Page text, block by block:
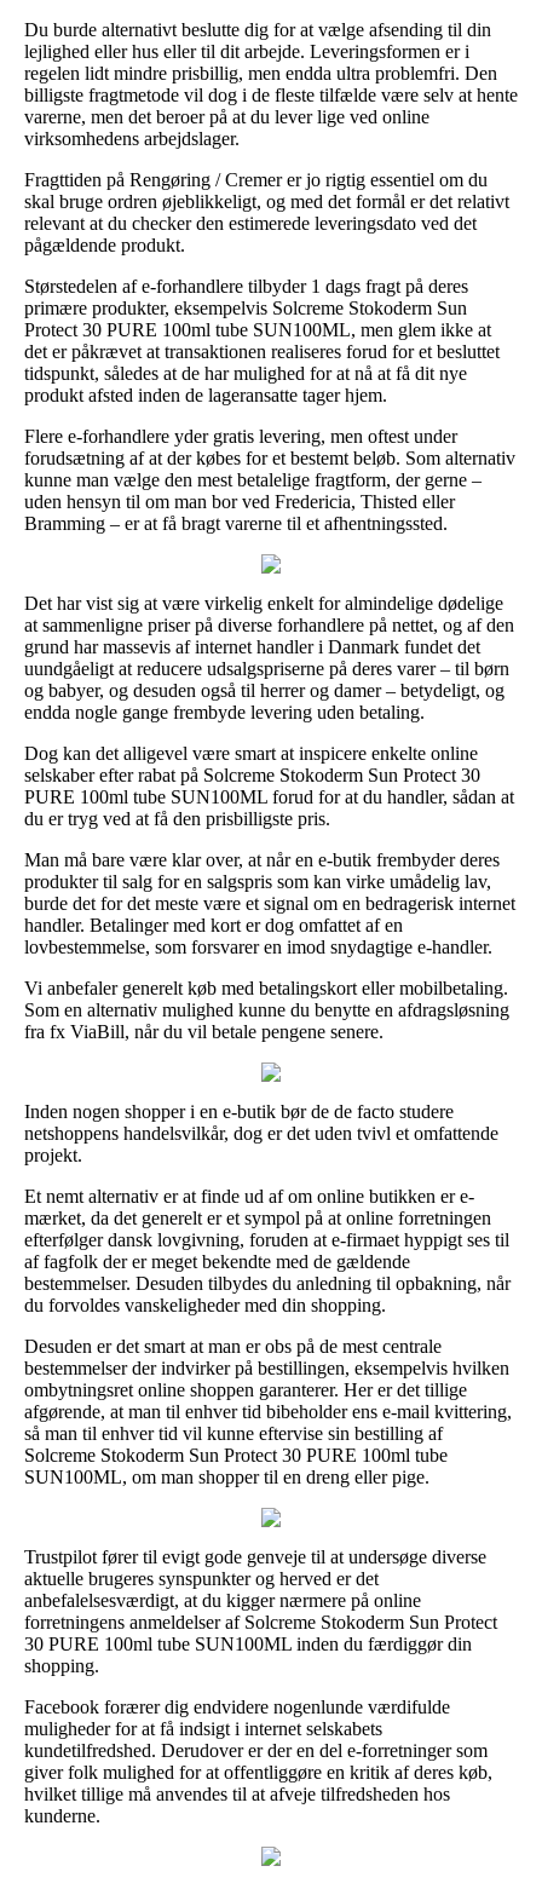
Du burde alternativt beslutte dig for at vælge afsending til din
lejlighed eller hus eller til dit arbejde. Leveringsformen er i
regelen lidt mindre prisbillig, men endda ultra problemfri. Den
billigste fragtmetode vil dog i de fleste tilfælde være selv at hente
varerne, men det beroer på at du lever lige ved online
virksomhedens arbejdslager.
Fragttiden på Rengøring / Cremer er jo rigtig essentiel om du
skal bruge ordren øjeblikkeligt, og med det formål er det relativt
relevant at du checker den estimerede leveringsdato ved det
pågældende produkt.
Størstedelen af e-forhandlere tilbyder 1 dags fragt på deres
primære produkter, eksempelvis Solcreme Stokoderm Sun
Protect 30 PURE 100ml tube SUN100ML, men glem ikke at
det er påkrævet at transaktionen realiseres forud for et besluttet
tidspunkt, således at de har mulighed for at nå at få dit nye
produkt afsted inden de lageransatte tager hjem.
Flere e-forhandlere yder gratis levering, men oftest under
forudsætning af at der købes for et bestemt beløb. Som alternativ
kunne man vælge den mest betalelige fragtform, der gerne –
uden hensyn til om man bor ved Fredericia, Thisted eller
Bramming – er at få bragt varerne til et afhentningssted.
Det har vist sig at være virkelig enkelt for almindelige dødelige
at sammenligne priser på diverse forhandlere på nettet, og af den
grund har massevis af internet handler i Danmark fundet det
uundgåeligt at reducere udsalgspriserne på deres varer – til børn
og babyer, og desuden også til herrer og damer – betydeligt, og
endda nogle gange frembyde levering uden betaling.
Dog kan det alligevel være smart at inspicere enkelte online
selskaber efter rabat på Solcreme Stokoderm Sun Protect 30
PURE 100ml tube SUN100ML forud for at du handler, sådan at
du er tryg ved at få den prisbilligste pris.
Man må bare være klar over, at når en e-butik frembyder deres
produkter til salg for en salgspris som kan virke umådelig lav,
burde det for det meste være et signal om en bedragerisk internet
handler. Betalinger med kort er dog omfattet af en
lovbestemmelse, som forsvarer en imod snydagtige e-handler.
Vi anbefaler generelt køb med betalingskort eller mobilbetaling.
Som en alternativ mulighed kunne du benytte en afdragsløsning
fra fx ViaBill, når du vil betale pengene senere.
Inden nogen shopper i en e-butik bør de de facto studere
netshoppens handelsvilkår, dog er det uden tvivl et omfattende
projekt.
Et nemt alternativ er at finde ud af om online butikken er e-
mærket, da det generelt er et sympol på at online forretningen
efterfølger dansk lovgivning, foruden at e-firmaet hyppigt ses til
af fagfolk der er meget bekendte med de gældende
bestemmelser. Desuden tilbydes du anledning til opbakning, når
du forvoldes vanskeligheder med din shopping.
Desuden er det smart at man er obs på de mest centrale
bestemmelser der indvirker på bestillingen, eksempelvis hvilken
ombytningsret online shoppen garanterer. Her er det tillige
afgørende, at man til enhver tid bibeholder ens e-mail kvittering,
så man til enhver tid vil kunne eftervise sin bestilling af
Solcreme Stokoderm Sun Protect 30 PURE 100ml tube
SUN100ML, om man shopper til en dreng eller pige.
Trustpilot fører til evigt gode genveje til at undersøge diverse
aktuelle brugeres synspunkter og herved er det
anbefalelsesværdigt, at du kigger nærmere på online
forretningens anmeldelser af Solcreme Stokoderm Sun Protect
30 PURE 100ml tube SUN100ML inden du færdiggør din
shopping.
Facebook forærer dig endvidere nogenlunde værdifulde
muligheder for at få indsigt i internet selskabets
kundetilfredshed. Derudover er der en del e-forretninger som
giver folk mulighed for at offentliggøre en kritik af deres køb,
hvilket tillige må anvendes til at afveje tilfredsheden hos
kunderne.